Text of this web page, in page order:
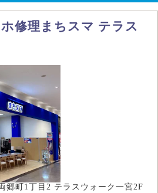
修理まちスマ テラス
郷町1丁目2 テラスウォーク一宮2F